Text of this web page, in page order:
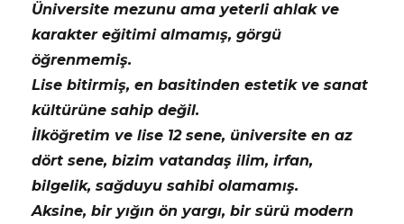
Üniversite mezunu ama yeterli ahlak ve
karakter eğitimi almamış, görgü
öğrenmemiş.
Lise bitirmiş, en basitinden estetik ve sanat
kültürüne sahip değil.
İlköğretim ve lise 12 sene, üniversite en az
dört sene, bizim vatandaş ilim, irfan,
bilgelik, sağduyu sahibi olamamış.
Aksine, bir yığın ön yargı, bir sürü modern